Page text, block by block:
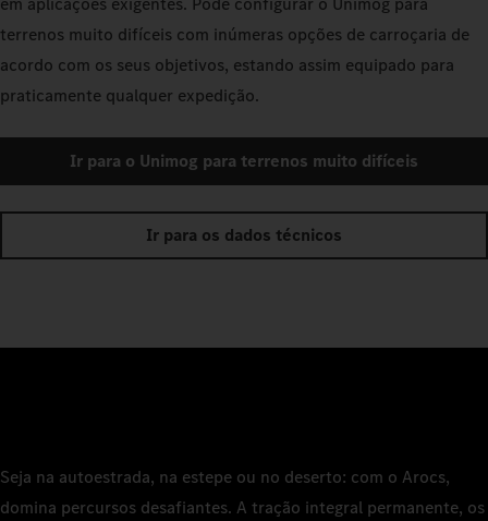
terrenos muito difíceis com inúmeras opções de carroçaria de
acordo com os seus objetivos, estando assim equipado para
praticamente qualquer expedição.
Ir para o Unimog para terrenos muito difíceis
Ir para os dados técnicos
Seja na autoestrada, na estepe ou no deserto: com o Arocs,
domina percursos desafiantes. A tração integral permanente, os